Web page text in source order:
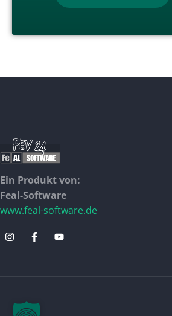
Ein Produkt von:
Feal-Software
www.feal-software.de